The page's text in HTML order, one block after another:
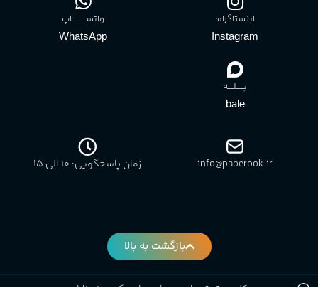
اینستاگرام
Instagram
واتســــــــــاپ
WhatsApp
بـــــلــــه
bale
info@paperook.ir زمان پاسخگویی: 10 الی ۱5
بازگشت به بالا